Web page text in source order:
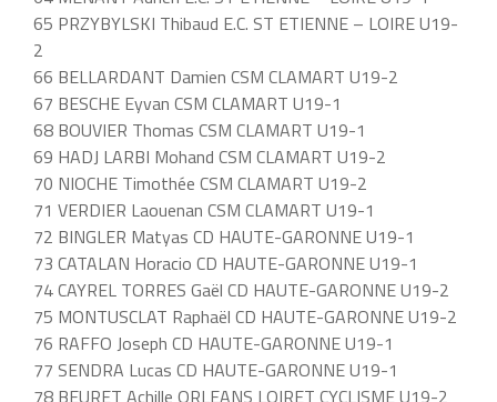
65 PRZYBYLSKI Thibaud E.C. ST ETIENNE – LOIRE U19-
2
66 BELLARDANT Damien CSM CLAMART U19-2
67 BESCHE Eyvan CSM CLAMART U19-1
68 BOUVIER Thomas CSM CLAMART U19-1
69 HADJ LARBI Mohand CSM CLAMART U19-2
70 NIOCHE Timothée CSM CLAMART U19-2
71 VERDIER Laouenan CSM CLAMART U19-1
72 BINGLER Matyas CD HAUTE-GARONNE U19-1
73 CATALAN Horacio CD HAUTE-GARONNE U19-1
74 CAYREL TORRES Gaël CD HAUTE-GARONNE U19-2
75 MONTUSCLAT Raphaël CD HAUTE-GARONNE U19-2
76 RAFFO Joseph CD HAUTE-GARONNE U19-1
77 SENDRA Lucas CD HAUTE-GARONNE U19-1
78 BEURET Achille ORLEANS LOIRET CYCLISME U19-2